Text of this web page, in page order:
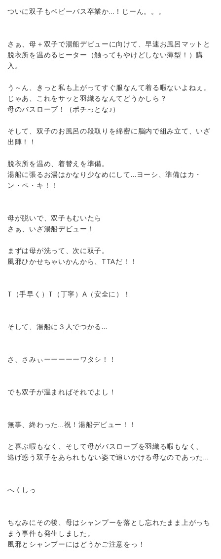
ついに双子もベビーバス卒業か…！じーん。。。
さぁ、母＋双子で湯船デビューに向けて、早速お風呂マットと
脱衣所を温めるヒーター（触ってもやけどしない薄型！）購
入。
う～ん、きっと私も上がってすぐ服なんて着る暇ないよねぇ。
じゃあ、これをサッと羽織るなんてどうかしら？
母のバスローブ！（ポチっとな♪）
そして、双子のお風呂の段取りを綿密に脳内で組み立て、いざ
出陣！！
脱衣所を温め、着替えを準備。
湯船に張るお湯はかなり少なめにして…ヨーシ、準備はカ・
ン・ペ・キ！！
母が脱いで、双子もむいたら
さぁ、いざ湯船デビュー！
まずは母が洗って、次に双子。
風邪ひかせちゃいかんから、TTAだ！！
T（手早く）T（丁寧）A（安全に）！
そして、湯船に３人でつかる…
さ、さみぃーーーーーワタシ！！
でも双子が温まればそれでよし！
無事、終わった…祝！湯船デビュー！！
と喜ぶ暇もなく、そして母がバスローブを羽織る暇もなく、
逃げ惑う双子をあられもない姿で追いかける母なのであった…
へくしっ
ちなみにその後、母はシャンプーを落とし忘れたまま上がっち
まう事件も発生しました。
風邪とシャンプーにはどうかご注意をっ！